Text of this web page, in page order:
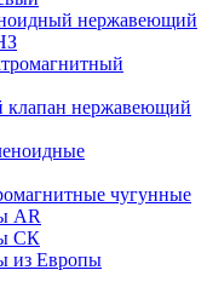
нержавеющий
клапан нержавеющий
чугунные
AR
СК
из Европы